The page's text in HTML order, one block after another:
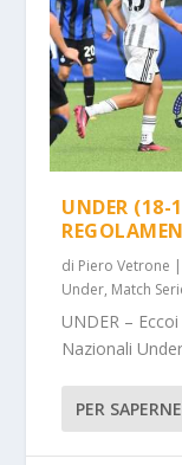
NAPOLI –
“SVINCOL...
SAVOIA –
UNDER (18-
di Piero Vetrone
Under, Match
UNDER –
Nazionali
PER